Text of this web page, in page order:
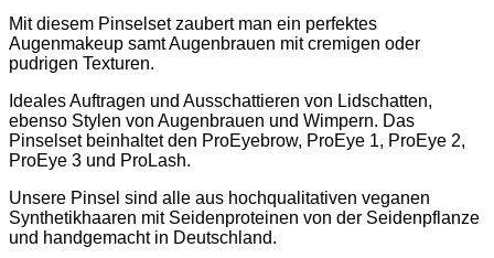
Mit diesem Pinselset zaubert man ein perfektes
Augenmakeup samt Augenbrauen mit cremigen oder
pudrigen Texturen.
Ideales Auftragen und Ausschattieren von Lidschatten,
ebenso Stylen von Augenbrauen und Wimpern. Das
Pinselset beinhaltet den ProEyebrow, ProEye 1, ProEye 2,
ProEye 3 und ProLash.
Unsere Pinsel sind alle aus hochqualitativen veganen
Synthetikhaaren mit Seidenproteinen von der Seidenpflanze
und handgemacht in Deutschland.